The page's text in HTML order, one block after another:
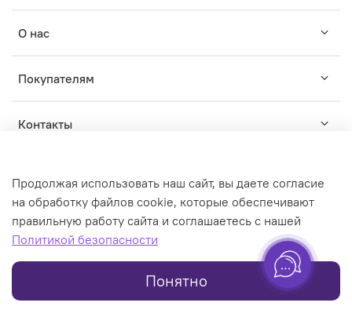
О нас
Покупателям
Контакты
© WILDWINS - зарегистрированный торговый знак. Любое
использование контента без письменного разрешения
запрещено
Online store created on inSales
Продолжая использовать наш сайт, вы даете согласие
на обработку файлов cookie, которые обеспечивают
правильную работу сайта и соглашаетесь с нашей
Политикой безопасности
Понятно